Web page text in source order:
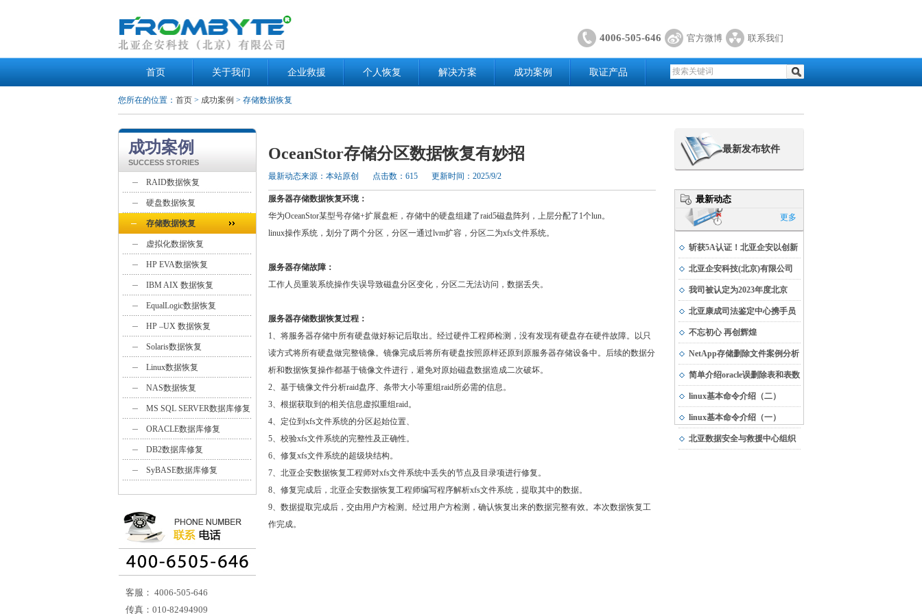
4006-505-646 官方微博 联系我们
首页 关于我们 企业救援 个人恢复 解决方案 成功案例 取证产品
您所在的位置： 首页 > 成功案例 > 存储数据恢复
成功案例
SUCCESS STORIES
RAID数据恢复
硬盘数据恢复
存储数据恢复
虚拟化数据恢复
HP EVA数据恢复
IBM AIX 数据恢复
EqualLogic数据恢复
HP –UX 数据恢复
Solaris数据恢复
Linux数据恢复
NAS数据恢复
MS SQL SERVER数据库修复
ORACLE数据库修复
DB2数据库修复
SyBASE数据库修复
客服： 4006-505-646
传真：010-82494909
OceanStor存储分区数据恢复有妙招
最新动态来源：本站原创 点击数：615 更新时间：2025/9/2
服务器存储数据恢复环境：
华为OceanStor某型号存储+扩展盘柜，存储中的硬盘组建了raid5磁盘阵列，上层分配了1个lun。
linux操作系统，划分了两个分区，分区一通过lvm扩容，分区二为xfs文件系统。
服务器存储故障：
工作人员重装系统操作失误导致磁盘分区变化，分区二无法访问，数据丢失。
服务器存储数据恢复过程：
1、将服务器存储中所有硬盘做好标记后取出。经过硬件工程师检测，没有发现有硬盘存在硬件故障。以只
读方式将所有硬盘做完整镜像。镜像完成后将所有硬盘按照原样还原到原服务器存储设备中。后续的数据分
析和数据恢复操作都基于镜像文件进行，避免对原始磁盘数据造成二次破坏。
2、基于镜像文件分析raid盘序、条带大小等重组raid所必需的信息。
3、根据获取到的相关信息虚拟重组raid。
4、定位到xfs文件系统的分区起始位置、
5、校验xfs文件系统的完整性及正确性。
6、修复xfs文件系统的超级块结构。
7、北亚企安数据恢复工程师对xfs文件系统中丢失的节点及目录项进行修复。
8、修复完成后，北亚企安数据恢复工程师编写程序解析xfs文件系统，提取其中的数据。
9、数据提取完成后，交由用户方检测。经过用户方检测，确认恢复出来的数据完整有效。本次数据恢复工
作完成。
最新发布软件
最新动态
更多
斩获5A认证！北亚企安以创新
实力书写科技发展新篇
北亚企安科技(北京)有限公司
荣获公安部科学技术奖
我司被认定为2023年度北京
市“专精特新”中小企业
北亚康成司法鉴定中心携手员
工，与受灾地区共渡难关
不忘初心 再创辉煌
NetApp存储删除文件案例分析
简单介绍oracle误删除表和表数
据的恢复方法
linux基本命令介绍（二）
linux基本命令介绍（一）
北亚数据安全与救援中心组织